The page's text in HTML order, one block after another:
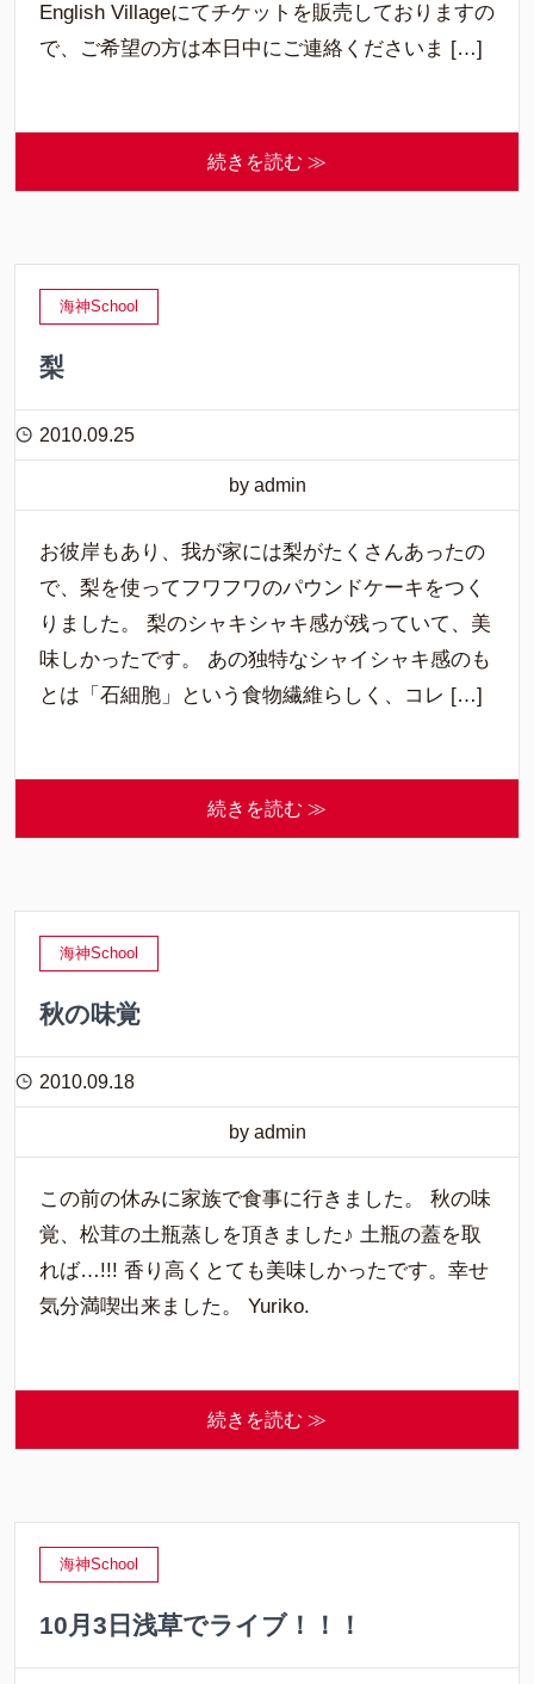
English Villageにてチケットを販売しておりますの
で、ご希望の方は本日中にご連絡くださいま […]
続きを読む ≫
海神School
梨
2010.09.25
by admin
お彼岸もあり、我が家には梨がたくさんあったの
で、梨を使ってフワフワのパウンドケーキをつく
りました。 梨のシャキシャキ感が残っていて、美
味しかったです。 あの独特なシャイシャキ感のも
とは「石細胞」という食物繊維らしく、コレ […]
続きを読む ≫
海神School
秋の味覚
2010.09.18
by admin
この前の休みに家族で食事に行きました。 秋の味
覚、松茸の土瓶蒸しを頂きました♪ 土瓶の蓋を取
れば…!!! 香り高くとても美味しかったです。幸せ
気分満喫出来ました。 Yuriko.
続きを読む ≫
海神School
10月3日浅草でライブ！！！